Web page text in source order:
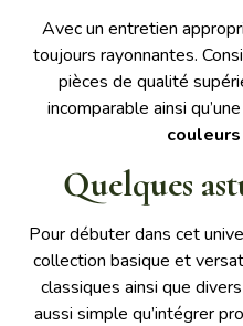
Avec un entretien
toujours rayonnantes.
pièces de qualité
incomparable ainsi
Quelques
Pour débuter dans cet
collection basique et
classiques ainsi que
aussi simple qu’intégrer